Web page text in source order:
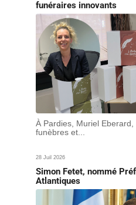
funéraires innovants
À Pardies, Muriel
funèbres et...
28 Juil 2026
Simon Fetet, nommé
Atlantiques